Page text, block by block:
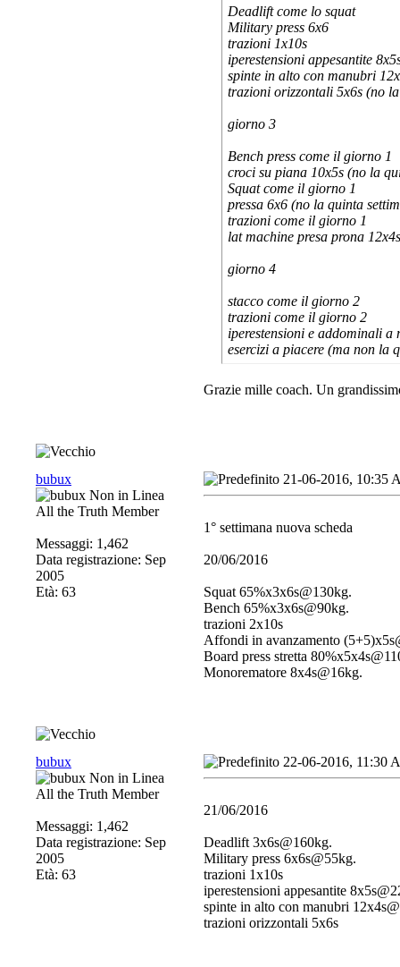
Deadlift come lo squat
Military press 6x6
trazioni 1x10s
iperestensioni appesantite
spinte in alto con manubri
trazioni orizzontali 5x6s (no
giorno 3
Bench press come il giorno 1
croci su piana 10x5s (no la
Squat come il giorno 1
pressa 6x6 (no la quinta
trazioni come il giorno 1
lat machine presa prona
giorno 4
stacco come il giorno 2
trazioni come il giorno 2
iperestensioni e addominali a
esercizi a piacere (ma non la
Grazie mille coach. Un
bubux
All the Truth Member
Messaggi: 1,462
Data registrazione: Sep
2005
Età: 63
21-06-2016, 10:35
1° settimana nuova scheda
20/06/2016
Squat 65%x3x6s@130kg.
Bench 65%x3x6s@90kg.
trazioni 2x10s
Affondi in avanzamento
Board press stretta
Monorematore 8x4s@16kg.
bubux
All the Truth Member
Messaggi: 1,462
Data registrazione: Sep
2005
Età: 63
22-06-2016, 11:30
21/06/2016
Deadlift 3x6s@160kg.
Military press 6x6s@55kg.
trazioni 1x10s
iperestensioni appesantite
spinte in alto con manubri
trazioni orizzontali 5x6s